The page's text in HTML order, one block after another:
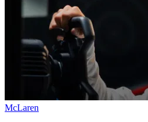
McLaren